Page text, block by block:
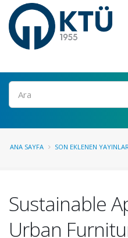
Ara
ANA SAYFA SON EKLENEN
Sustainable
Urban